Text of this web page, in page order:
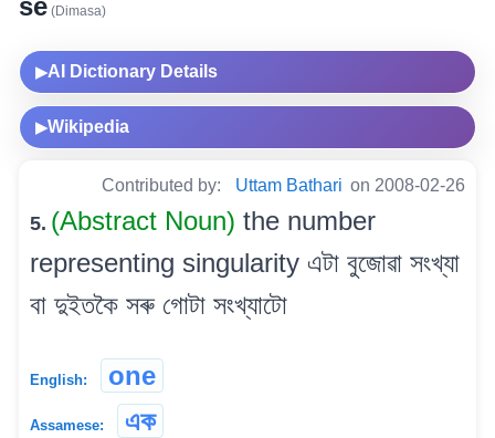
se (Dimasa)
▶AI Dictionary Details
▶Wikipedia
Contributed by: Uttam Bathari on 2008-02-26
5. (Abstract Noun) the number
representing singularity এটা বুজোৱা সংখ্যা
বা দুইতকৈ সৰু গোটা সংখ্যাটো
English: one
Assamese: এক